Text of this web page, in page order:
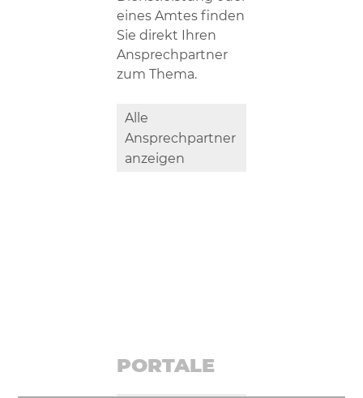
eines Amtes finden
Sie direkt Ihren
Ansprechpartner
zum Thema.
Alle
Ansprechpartner
anzeigen
PORTALE